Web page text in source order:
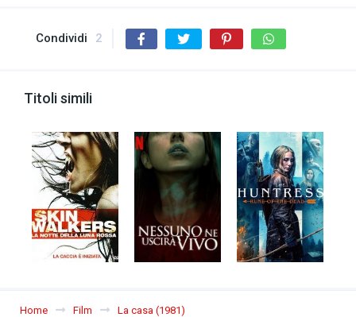
Condividi 2
Titoli simili
Home Film La casa (1981)